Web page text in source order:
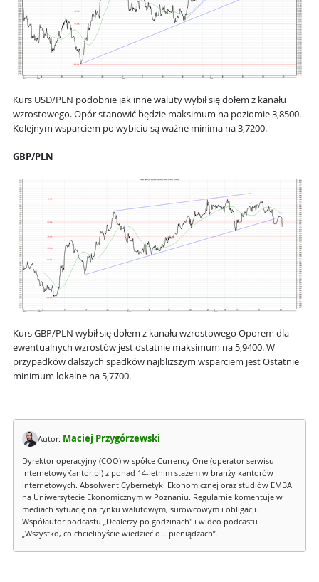
Kurs USD/PLN podobnie jak inne waluty wybił się dołem z kanału
wzrostowego. Opór stanowić będzie maksimum na poziomie 3,8500.
Kolejnym wsparciem po wybiciu są ważne minima na 3,7200.
GBP/PLN
Kurs GBP/PLN wybił się dołem z kanału wzrostowego Oporem dla
ewentualnych wzrostów jest ostatnie maksimum na 5,9400. W
przypadków dalszych spadków najbliższym wsparciem jest Ostatnie
minimum lokalne na 5,7700.
Autor: Maciej Przygórzewski
Dyrektor operacyjny (COO) w spółce Currency One (operator serwisu
InternetowyKantor.pl) z ponad 14-letnim stażem w branży kantorów
internetowych. Absolwent Cybernetyki Ekonomicznej oraz studiów EMBA
na Uniwersytecie Ekonomicznym w Poznaniu. Regularnie komentuje w
mediach sytuację na rynku walutowym, surowcowym i obligacji.
Współautor podcastu „Dealerzy po godzinach" i wideo podcastu
„Wszystko, co chcielibyście wiedzieć o... pieniądzach”.